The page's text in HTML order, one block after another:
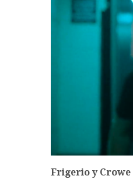
Frigerio y Crowe